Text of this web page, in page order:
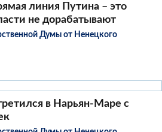
линия Путина – это
не дорабатывают
Думы от Ненецкого
в Нарьян-Маре с